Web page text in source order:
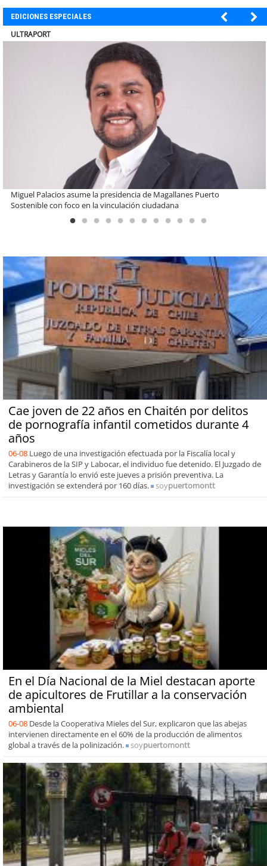
EDICIONES ESPECIALES
BANCO DE CHILE
Educación y colaboración público-privada se toman La Araucanía:
encuentro reunió a líderes para abordar las brechas y oportunidades
Cae joven de 22 años en Chaitén por delitos
de pornografía infantil cometidos durante 4
años
06-08 Luego de una investigación efectuada por la Fiscalía local y
Carabineros de la SIP y Labocar, el individuo fue detenido. El Juzgado de
Letras y Garantía lo envió este jueves a prisión preventiva. La
investigación se extenderá por 160 días.
soypuertomontt
En el Día Nacional de la Miel destacan aporte
de apicultores de Frutillar a la conservación
ambiental
06-08 Desde la Cooperativa Mieles del Sur, explicaron que las abejas
intervienen directamente en el 60% de la producción de alimentos
global a través de la polinización.
soypuertomontt